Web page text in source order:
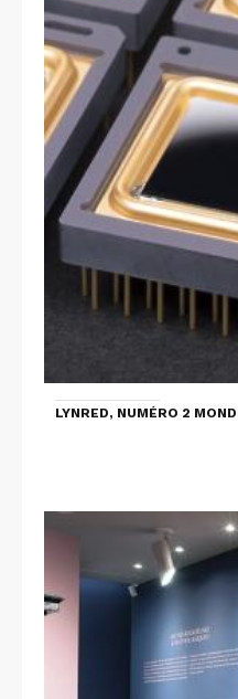
LYNRED, NUMÉRO 2